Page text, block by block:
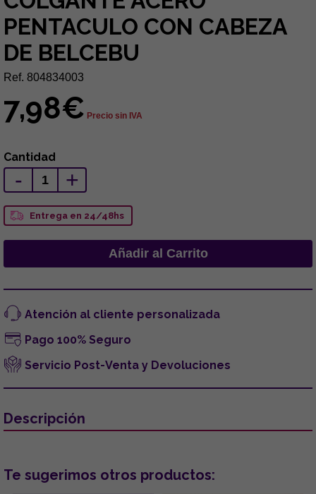
PENTACULO CON CABEZA
DE BELCEBU
Ref. 804834003
7,98€ Precio sin IVA
Cantidad
- +
Entrega en 24/48hs
Atención al cliente personalizada
Pago 100% Seguro
Servicio Post-Venta y Devoluciones
Descripción
Te sugerimos otros productos: